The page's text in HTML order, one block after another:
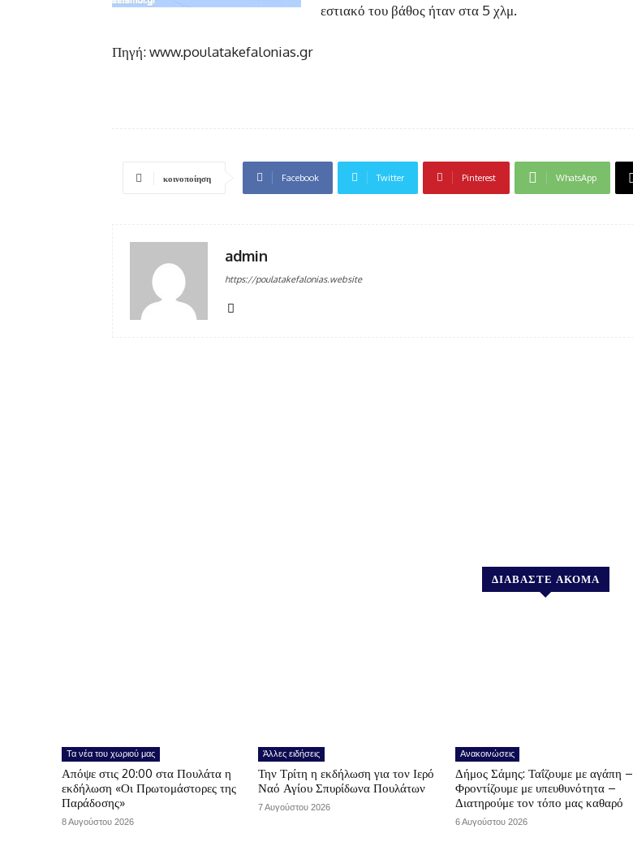
εστιακό του βάθος ήταν στα 5 χλμ.
Πηγή: www.poulatakefalonias.gr
κοινοποίηση Facebook Twitter Pinterest WhatsApp
admin
https://poulatakefalonias.website
ΔΙΑΒΑΣΤΕ ΑΚΟΜΑ
Τα νέα του χωριού μας
Απόψε στις 20:00 στα Πουλάτα η
εκδήλωση «Οι Πρωτομάστορες της
Παράδοσης»
8 Αυγούστου 2026
Άλλες ειδήσεις
Την Τρίτη η εκδήλωση για τον Ιερό
Ναό Αγίου Σπυρίδωνα Πουλάτων
7 Αυγούστου 2026
Ανακοινώσεις
Δήμος Σάμης: Ταΐζουμε με αγάπη –
Φροντίζουμε με υπευθυνότητα –
Διατηρούμε τον τόπο μας καθαρό
6 Αυγούστου 2026